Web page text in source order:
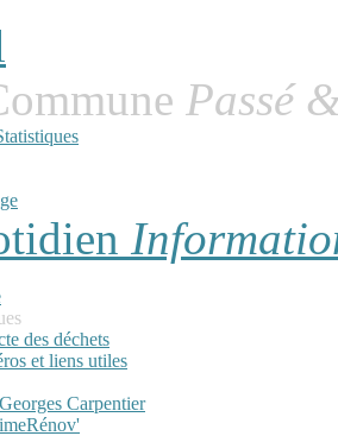
Passé
des déchets
et liens utiles
Carpentier